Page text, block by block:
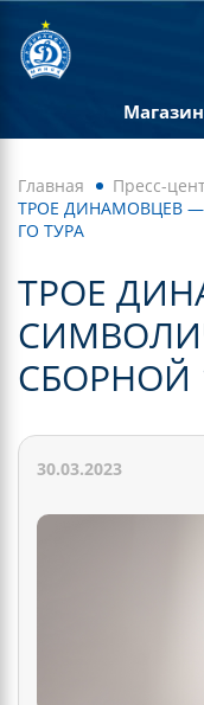
Магазин
Главная Пресс-
ТРОЕ ДИНАМОВЦЕВ
ГО ТУРА
ТРОЕ
СБОРНОЙ
30.03.2023